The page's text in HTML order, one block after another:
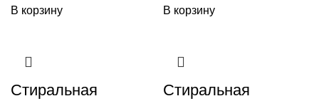
В корзину В корзину
Стиральная
Стиральная